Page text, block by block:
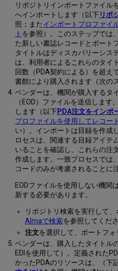
リポジトリインポートファイル
へインポートします（以下リポ
照；またインポートプロファイ
ト を参照）。このステップでは
た新しい書誌レコードとポート
タイトルはディスカバリーシス
は、利用者によるこれらのタイ
回数（PDA契約による）を超え
書館により購入されます（次の
ベンダーは、機関が購入するタ
（EOD）ファイルを送信しま
します（以下PDA注文をインポ
プロファイルを使用してレコー
い）。インポートは目録を作成
ロセスは、関連する目録アイテ
いることを確認し、これらの注
作成します。一致プロセスでは
コードのみが考慮されることに
EODファイルを使用しない機関
新する必要があります。
リポジトリ検索を実行して
Almaで検索を参照してくださ
注文を選択して、ポートフォ
ベンダーは、購入したタイトル
EDIを使用して）。定義された
かったPDAのリソースは、（下